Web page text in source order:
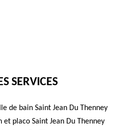
SERVICES
de bain Saint Jean Du Thenney
et placo Saint Jean Du Thenney